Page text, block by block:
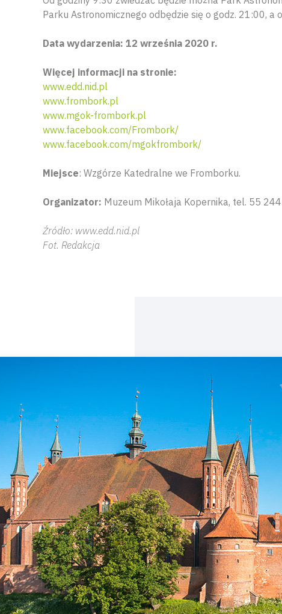
Parku Astronomicznego odbędzie się o godz. 21:00,
Data wydarzenia: 12 września 2020 r.
Więcej informacji na stronie:
www.edd.nid.pl
www.frombork.pl
www.mgok-frombork.pl
www.facebook.com/Frombork/
www.facebook.com/mgokfrombork/
Miejsce: Wzgórze Katedralne we Fromborku.
Organizator: Muzeum Mikołaja Kopernika, tel. 55
Źródło: www.edd.nid.pl
Fot. Redakcja